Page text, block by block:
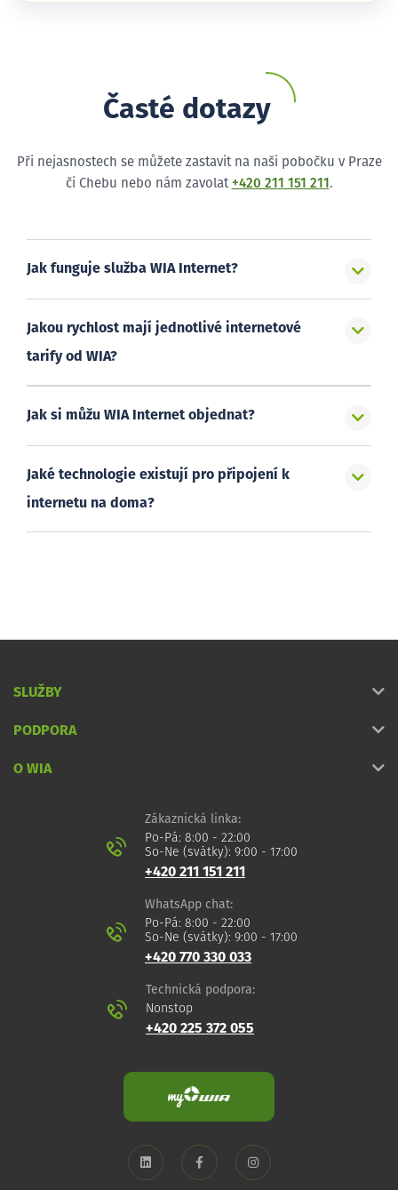
Časté dotazy
Při nejasnostech se můžete zastavit na naši pobočku v Praze
či Chebu nebo nám zavolat +420 211 151 211 .
Jak funguje služba WIA Internet?
Jakou rychlost mají jednotlivé internetové
tarify od WIA?
Jak si můžu WIA Internet objednat?
Jaké technologie existují pro připojení k
internetu na doma?
SLUŽBY
PODPORA
O WIA
Zákaznická linka:
Po-Pá: 8:00 - 22:00
So-Ne (svátky): 9:00 - 17:00
+420 211 151 211
WhatsApp chat:
Po-Pá: 8:00 - 22:00
So-Ne (svátky): 9:00 - 17:00
+420 770 330 033
Technická podpora:
Nonstop
+420 225 372 055